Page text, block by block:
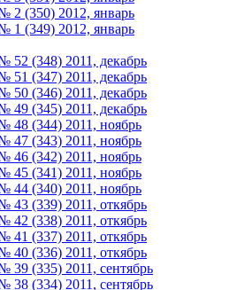
2 (350) 2012, январь
1 (349) 2012, январь
52 (348) 2011, декабрь
51 (347) 2011, декабрь
50 (346) 2011, декабрь
49 (345) 2011, декабрь
48 (344) 2011, ноябрь
47 (343) 2011, ноябрь
46 (342) 2011, ноябрь
45 (341) 2011, ноябрь
44 (340) 2011, ноябрь
43 (339) 2011, откябрь
42 (338) 2011, откябрь
41 (337) 2011, откябрь
40 (336) 2011, откябрь
39 (335) 2011, сентябрь
38 (334) 2011, сентябрь